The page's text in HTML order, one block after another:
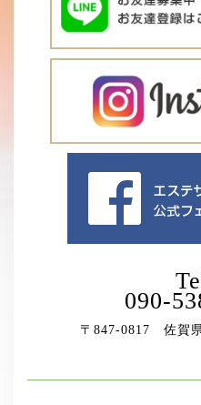
090-
〒847-0817 佐賀